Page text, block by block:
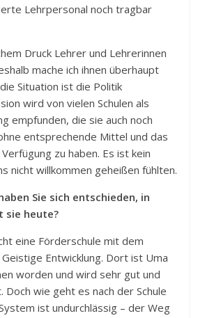
Lehrpersonal noch tragbar
Druck Lehrer und Lehrerinnen
mache ich ihnen überhaupt
Situation ist die Politik
wird von vielen Schulen als
empfunden, die sie auch noch
entsprechende Mittel und das
zu haben. Es ist kein
nicht willkommen geheißen fühlten.
Sie sich entschieden, in
sie heute?
eine Förderschule mit dem
Entwicklung. Dort ist Uma
worden und wird sehr gut und
wie geht es nach der Schule
ist undurchlässig – der Weg